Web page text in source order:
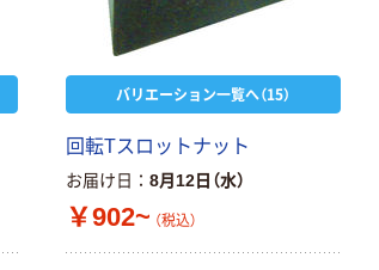
バリエーション一覧へ（15）
回転Tスロットナット
お届け日 8月12日（水）
￥902~ （税込）